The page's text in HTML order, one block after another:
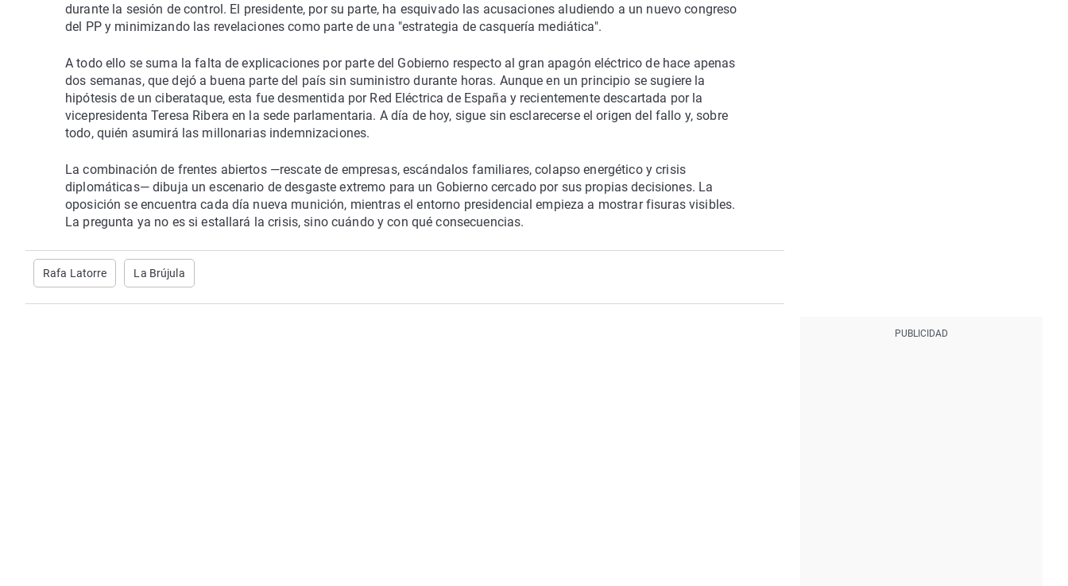
durante la sesión de control. El presidente, por su parte, ha esquivado las acusaciones aludiendo a un nuevo congreso
del PP y minimizando las revelaciones como parte de una "estrategia de casquería mediática".
A todo ello se suma la falta de explicaciones por parte del Gobierno respecto al gran apagón eléctrico de hace apenas
dos semanas, que dejó a buena parte del país sin suministro durante horas. Aunque en un principio se sugiere la
hipótesis de un ciberataque, esta fue desmentida por Red Eléctrica de España y recientemente descartada por la
vicepresidenta Teresa Ribera en la sede parlamentaria. A día de hoy, sigue sin esclarecerse el origen del fallo y, sobre
todo, quién asumirá las millonarias indemnizaciones.
La combinación de frentes abiertos —rescate de empresas, escándalos familiares, colapso energético y crisis
diplomáticas— dibuja un escenario de desgaste extremo para un Gobierno cercado por sus propias decisiones. La
oposición se encuentra cada día nueva munición, mientras el entorno presidencial empieza a mostrar fisuras visibles.
La pregunta ya no es si estallará la crisis, sino cuándo y con qué consecuencias.
Rafa Latorre La Brújula